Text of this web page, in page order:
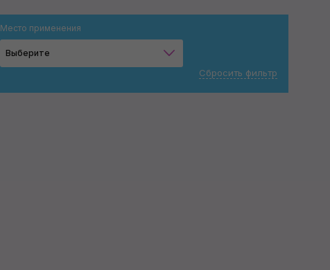
Место применения
Выберите
Сбросить фильтр